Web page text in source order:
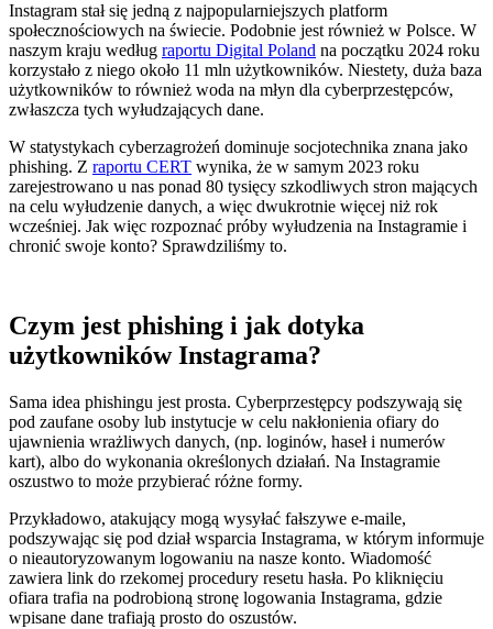
Instagram stał się jedną z najpopularniejszych platform
społecznościowych na świecie. Podobnie jest również w Polsce. W
naszym kraju według raportu Digital Poland na początku 2024 roku
korzystało z niego około 11 mln użytkowników. Niestety, duża baza
użytkowników to również woda na młyn dla cyberprzestępców,
zwłaszcza tych wyłudzających dane.
W statystykach cyberzagrożeń dominuje socjotechnika znana jako
phishing. Z raportu CERT wynika, że w samym 2023 roku
zarejestrowano u nas ponad 80 tysięcy szkodliwych stron mających
na celu wyłudzenie danych, a więc dwukrotnie więcej niż rok
wcześniej. Jak więc rozpoznać próby wyłudzenia na Instagramie i
chronić swoje konto? Sprawdziliśmy to.
Czym jest phishing i jak dotyka
użytkowników Instagrama?
Sama idea phishingu jest prosta. Cyberprzestępcy podszywają się
pod zaufane osoby lub instytucje w celu nakłonienia ofiary do
ujawnienia wrażliwych danych, (np. loginów, haseł i numerów
kart), albo do wykonania określonych działań. Na Instagramie
oszustwo to może przybierać różne formy.
Przykładowo, atakujący mogą wysyłać fałszywe e-maile,
podszywając się pod dział wsparcia Instagrama, w którym informuje
o nieautoryzowanym logowaniu na nasze konto. Wiadomość
zawiera link do rzekomej procedury resetu hasła. Po kliknięciu
ofiara trafia na podrobioną stronę logowania Instagrama, gdzie
wpisane dane trafiają prosto do oszustów.